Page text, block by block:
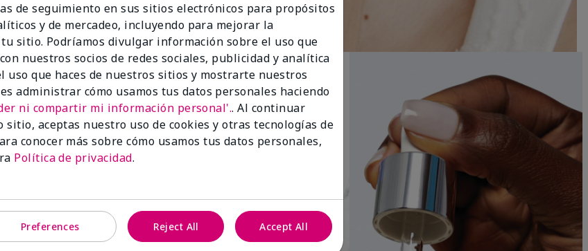
de seguimiento en sus sitios electrónicos para propósitos
y de mercadeo, incluyendo para mejorar la
sitio. Podríamos divulgar información sobre el uso que
nuestros socios de redes sociales, publicidad y analítica
uso que haces de nuestros sitios y mostrarte nuestros
administrar cómo usamos tus datos personales haciendo
ni compartir mi información personal'.. Al continuar
sitio, aceptas nuestro uso de cookies y otras tecnologías de
conocer más sobre cómo usamos tus datos personales,
Política de privacidad.
Preferences Reject All Accept All